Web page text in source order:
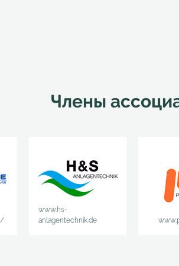
Члены
www.hs-
anlagentechnik.de